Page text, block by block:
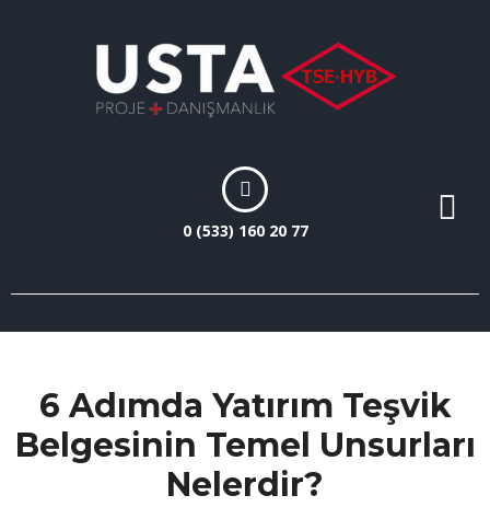
0 (533) 160 20 77
6 Adımda Yatırım Teşvik
Belgesinin Temel Unsurları
Nelerdir?